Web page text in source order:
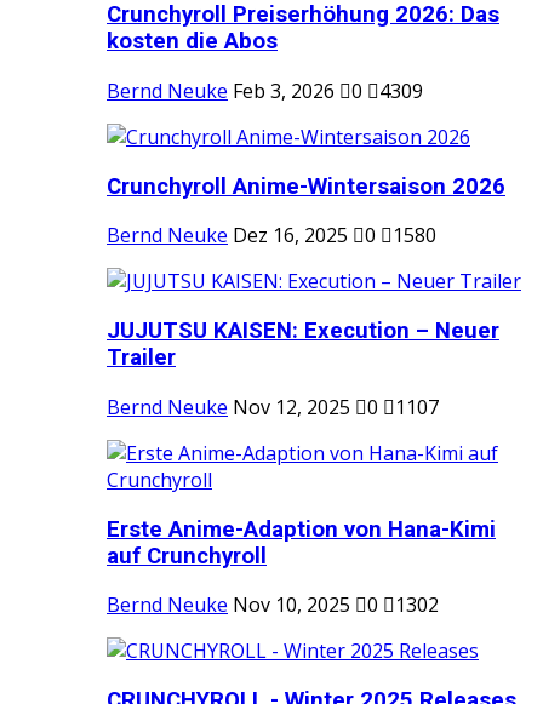
Crunchyroll Preiserhöhung 2026: Das
kosten die Abos
Bernd Neuke Feb 3, 2026 0 4309
Crunchyroll Anime-Wintersaison 2026
Bernd Neuke Dez 16, 2025 0 1580
JUJUTSU KAISEN: Execution – Neuer
Trailer
Bernd Neuke Nov 12, 2025 0 1107
Erste Anime-Adaption von Hana-Kimi
auf Crunchyroll
Bernd Neuke Nov 10, 2025 0 1302